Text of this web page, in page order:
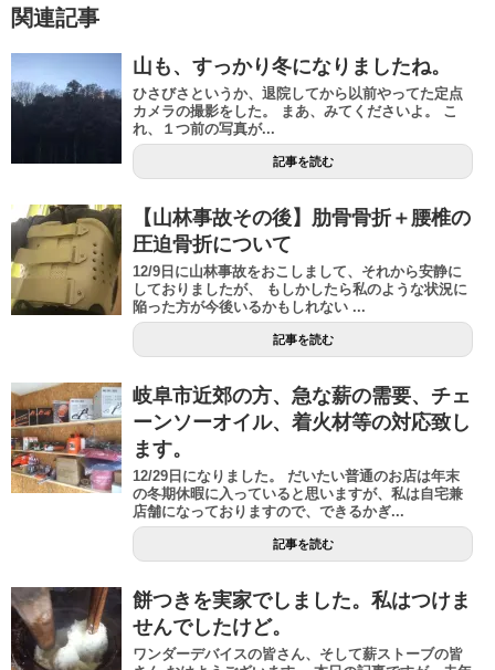
関連記事
山も、すっかり冬になりましたね。
ひさびさというか、退院してから以前やってた定点
カメラの撮影をした。 まあ、みてくださいよ。 こ
れ、１つ前の写真が...
記事を読む
【山林事故その後】肋骨骨折＋腰椎の
圧迫骨折について
12/9日に山林事故をおこしまして、それから安静に
しておりましたが、 もしかしたら私のような状況に
陥った方が今後いるかもしれない ...
記事を読む
岐阜市近郊の方、急な薪の需要、チェ
ーンソーオイル、着火材等の対応致し
ます。
12/29日になりました。 だいたい普通のお店は年末
の冬期休暇に入っていると思いますが、私は自宅兼
店舗になっておりますので、できるかぎ...
記事を読む
餅つきを実家でしました。私はつけま
せんでしたけど。
ワンダーデバイスの皆さん、そして薪ストーブの皆